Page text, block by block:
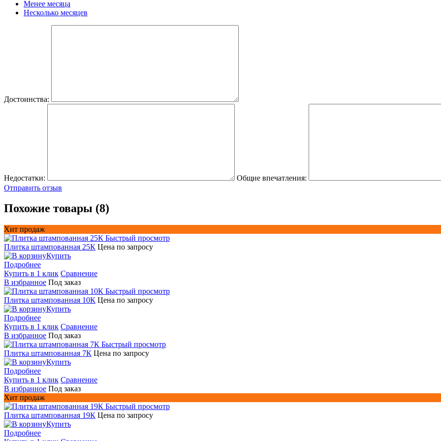
Менее месяца
Несколько месяцев
Достоинства:
Недостатки: Общие впечатления:
Отправить отзыв
Похожие товары (8)
Хит продаж
Быстрый просмотр
Плитка штампованная 25К Цена по запросу
Купить
Подробнее
Купить в 1 клик Сравнение
В избранное Под заказ
Быстрый просмотр
Плитка штампованная 10К Цена по запросу
Купить
Подробнее
Купить в 1 клик Сравнение
В избранное Под заказ
Быстрый просмотр
Плитка штампованная 7К Цена по запросу
Купить
Подробнее
Купить в 1 клик Сравнение
В избранное Под заказ
Хит продаж
Быстрый просмотр
Плитка штампованная 19К Цена по запросу
Купить
Подробнее